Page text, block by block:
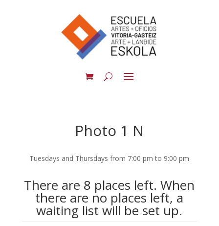
Photo 1 N
Tuesdays and Thursdays from 7:00 pm to 9:00 pm
There are 8 places left. When
there are no places left, a
waiting list will be set up.